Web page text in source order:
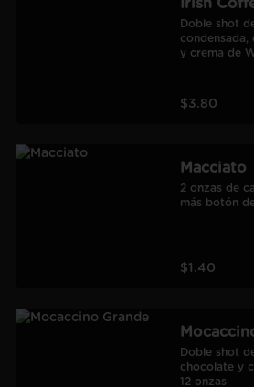
Irish
Doble shot
condensada,
y crema de
$3.80
Macciato
2 onzas de
más botón
$1.40
Doble shot
chocolate y
12 onzas